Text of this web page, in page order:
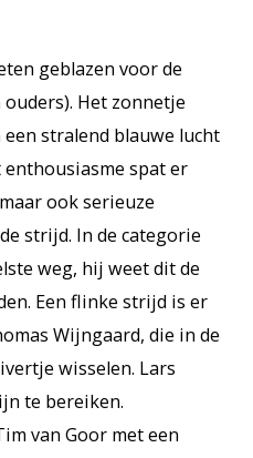
geblazen voor de
Het zonnetje
stralend blauwe lucht
spat er
ook serieuze
strijd. In de categorie
weg, hij weet dit de
Een flinke strijd is er
Wijngaard, die in de
wisselen. Lars
te bereiken.
van Goor met een